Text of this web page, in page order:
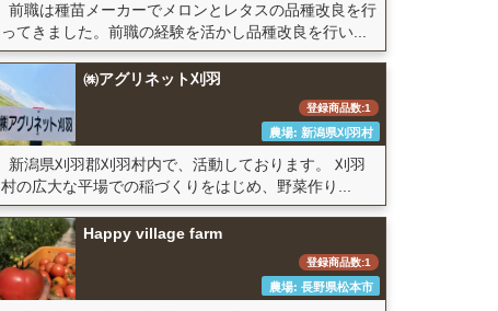
前職は種苗メーカーでメロンとレタスの品種改良を行
ってきました。前職の経験を活かし品種改良を行い...
㈱アグリネット刈羽
登録商品数:1
農場: 新潟県刈羽村
新潟県刈羽郡刈羽村内で、活動しております。 刈羽
村の広大な平場での稲づくりをはじめ、野菜作り...
Happy village farm
登録商品数:1
農場: 長野県松本市